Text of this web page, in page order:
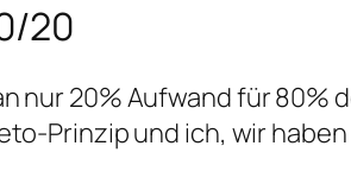
20
nur 20% Aufwand für
Prinzip und ich, wir